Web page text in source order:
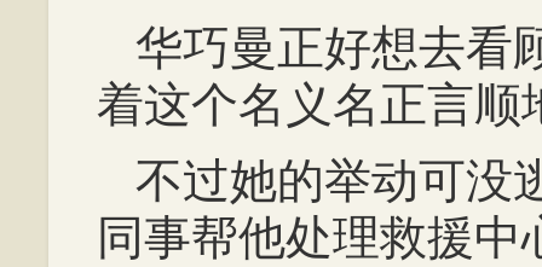
华巧曼正好想去看
着这个名义名正言顺
不过她的举动可没
同事帮他处理救援